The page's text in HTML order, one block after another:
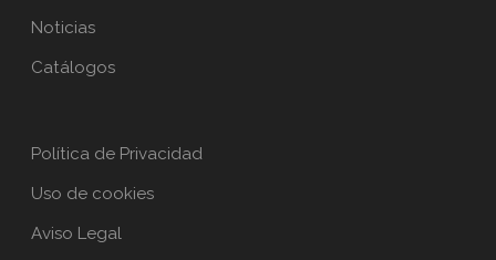
Noticias
Catálogos
Política de Privacidad
Uso de cookies
Aviso Legal